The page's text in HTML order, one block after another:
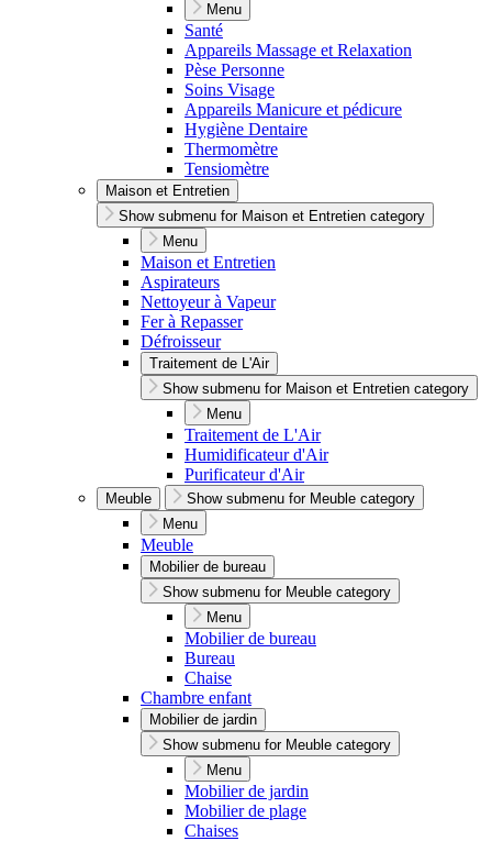
Menu
Santé
Appareils Massage et Relaxation
Pèse Personne
Soins Visage
Appareils Manicure et pédicure
Hygiène Dentaire
Thermomètre
Tensiomètre
Maison et Entretien
Show submenu for Maison et Entretien category
Menu
Maison et Entretien
Aspirateurs
Nettoyeur à Vapeur
Fer à Repasser
Défroisseur
Traitement de L'Air
Show submenu for Maison et Entretien category
Menu
Traitement de L'Air
Humidificateur d'Air
Purificateur d'Air
Meuble
Show submenu for Meuble category
Menu
Meuble
Mobilier de bureau
Show submenu for Meuble category
Menu
Mobilier de bureau
Bureau
Chaise
Chambre enfant
Mobilier de jardin
Show submenu for Meuble category
Menu
Mobilier de jardin
Mobilier de plage
Chaises